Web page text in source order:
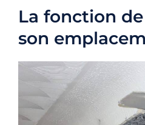
La fonction
son